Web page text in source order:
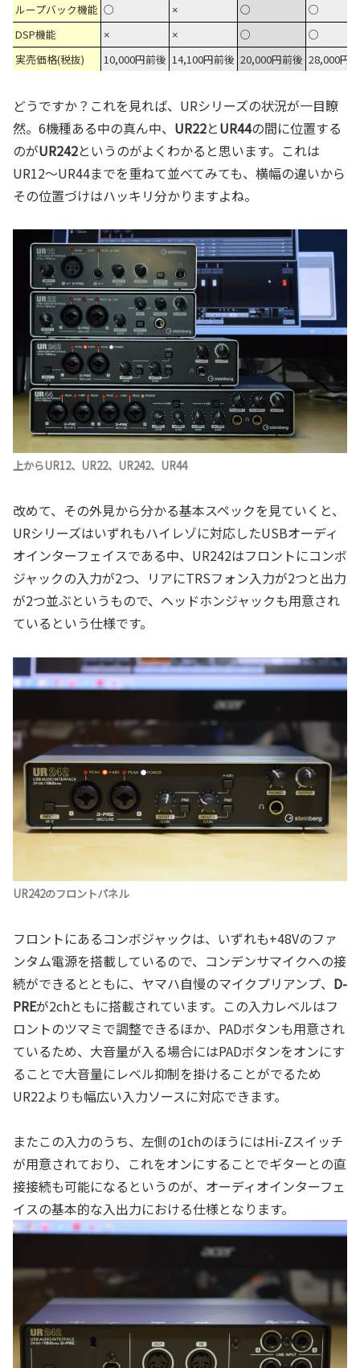
ループバック機能 ○ × ○
○
DSP機能
× × ○
○
実売価格(税抜)
10,000円前後 14,100円前後 20,000円前後 28,000円
どうですか？これを見れば、URシリーズの状況が一目瞭
然。6機種ある中の真ん中、 UR22とUR44の間に位置する
のがUR242というのがよくわかると思います。これは
UR12～UR44までを重ねて並べてみても、横幅の違いから
その位置づけはハッキリ分かりますよね。
上からUR12、UR22、UR242、UR44
改めて、その外見から分かる基本スペックを見ていくと、
URシリーズはいずれもハイレゾに対応したUSBオーディ
オインターフェイスである中、UR242はフロントにコンボ
ジャックの入力が2つ、リアにTRSフォン入力が2つと出力
が2つ並ぶというもので、ヘッドホンジャックも用意され
ているという仕様です。
UR242のフロントパネル
フロントにあるコンボジャックは、いずれも+48Vのファ
ンタム電源を搭載しているので、コンデンサマイクへの接
続ができるとともに、ヤマハ自慢のマイクプリアンプ、 D-
PREが2chともに搭載されています。この入力レベルはフ
ロントのツマミで調整できるほか、PADボタンも用意され
ているため、大音量が入る場合にはPADボタンをオンにす
ることで大音量にレベル抑制を掛けることがでるため
UR22よりも幅広い入力ソースに対応できます。
またこの入力のうち、左側の1chのほうにはHi-Zスイッチ
が用意されており、これをオンにすることでギターとの直
接接続も可能になるというのが、オーディオインターフェ
イスの基本的な入出力における仕様となります。